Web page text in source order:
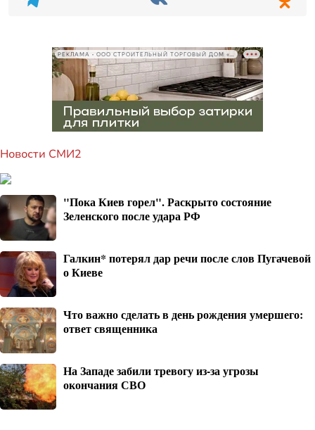
РЕКЛАМА • ООО СТРОИТЕЛЬНЫЙ ТОРГОВЫЙ ДОМ «ПЕТРОВИЧ», ИНН 7802348846
Новости СМИ2
"Пока Киев горел". Раскрыто состояние
Зеленского после удара РФ
Галкин* потерял дар речи после слов Пугачевой
о Киеве
Что важно сделать в день рождения умершего:
ответ священника
На Западе забили тревогу из-за угрозы
окончания СВО